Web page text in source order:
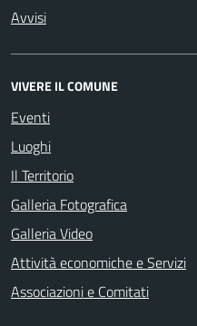
Avvisi
VIVERE IL COMUNE
Eventi
Luoghi
Il Territorio
Galleria Fotografica
Galleria Video
Attività economiche e Servizi
Associazioni e Comitati